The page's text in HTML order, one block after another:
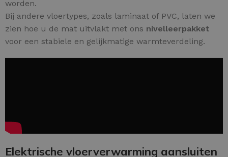
worden.
Bij andere vloertypes, zoals laminaat of PVC, laten we
zien hoe u de mat uitvlakt met ons nivelleerpakket
voor een stabiele en gelijkmatige warmteverdeling.
Elektrische vloerverwarming aansluiten